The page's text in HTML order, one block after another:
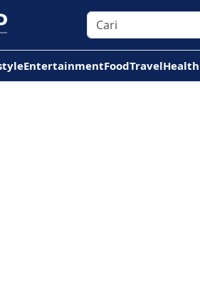
EntertainmentFoodTravelHealth